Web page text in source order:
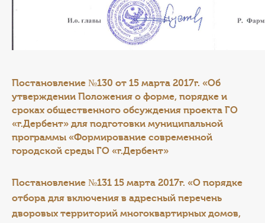
Постановление №130 от 15 марта 2017г. «Об
утверждении Положения о форме, порядке и
сроках общественного обсуждения проекта ГО
«г.Дербент» для подготовки муниципальной
программы «Формирование современной
городской среды ГО «г.Дербент»
Постановление №131 15 марта 2017г. «О порядке
отбора для включения в адресный перечень
дворовых территорий многоквартирных домов,